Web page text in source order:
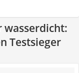
wasserdicht:
Testsieger